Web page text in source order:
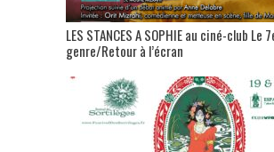
LES STANCES A SOPHIE au ciné-club Le
genre/Retour à l’écran